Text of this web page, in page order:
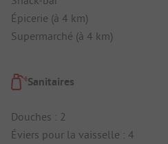
Épicerie (à 4 km)
Supermarché (à 4 km)
Sanitaires
Douches : 2
Éviers pour la vaisselle : 4